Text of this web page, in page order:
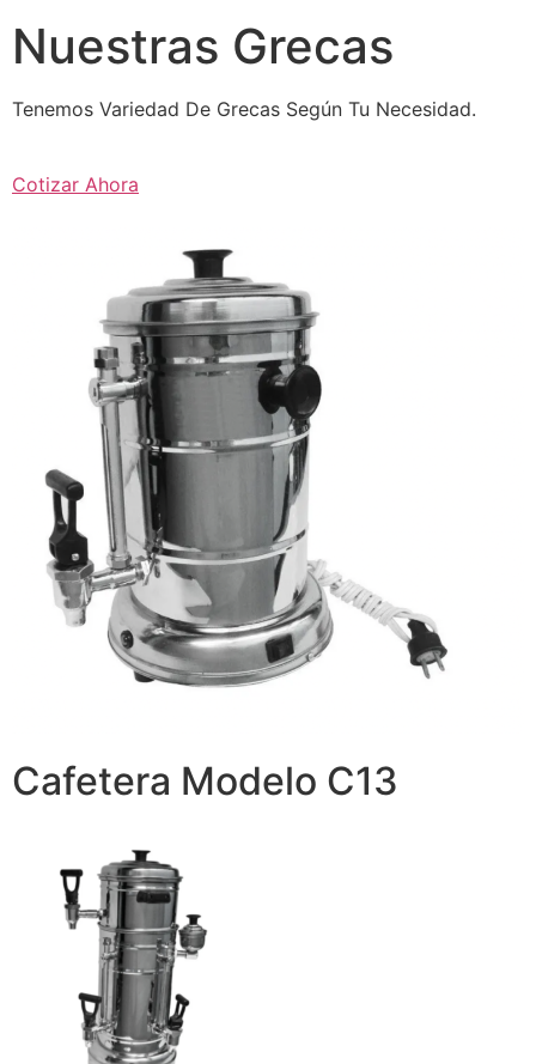
Nuestras Grecas
Tenemos Variedad De Grecas Según Tu Necesidad.
Cotizar Ahora
Cafetera Modelo C13